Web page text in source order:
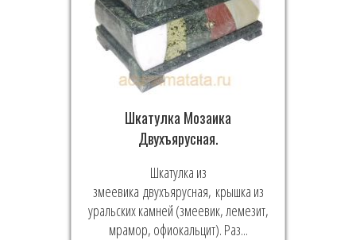
Шкатулка Мозаика
Двухъярусная.
Шкатулка из
змеевика двухъярусная, крышка из
уральских камней (змеевик, лемезит,
мрамор, офиокальцит). Раз...